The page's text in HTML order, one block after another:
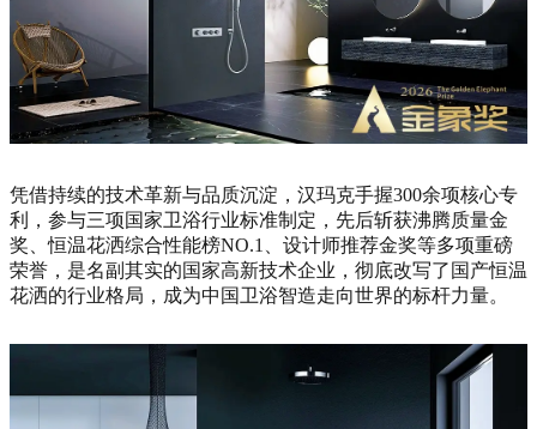
凭借持续的技术革新与品质沉淀，汉玛克手握300余项核心专
利，参与三项国家卫浴行业标准制定，先后斩获沸腾质量金
奖、恒温花洒综合性能榜NO.1、设计师推荐金奖等多项重磅
荣誉，是名副其实的国家高新技术企业，彻底改写了国产恒温
花洒的行业格局，成为中国卫浴智造走向世界的标杆力量。